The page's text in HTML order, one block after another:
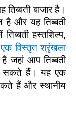
बाजार है।
है और यह तिब्बती
तिब्बती हस्तशिल्प,
विस्तृत श्रृंखला
जहां आप तिब्बती
सकते हैं। यह एक
हैं और स्थानीय